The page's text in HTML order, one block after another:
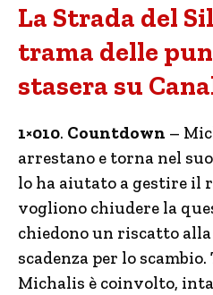
La Strada del
trama delle
stasera su
1×010. Countdown –
arrestano e torna nel
lo ha aiutato a gestire il
vogliono chiudere la
chiedono un riscatto
scadenza per lo
Michalis è coinvolto,